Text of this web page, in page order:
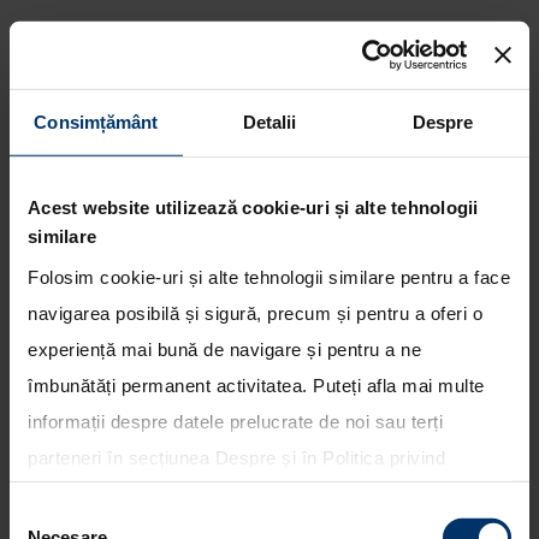
Consimțământ Detalii Despre
Acest website utilizează cookie-uri și alte tehnologii
similare
Folosim cookie-uri și alte tehnologii similare pentru a face
navigarea posibilă și sigură, precum și pentru a oferi o
experiență mai bună de navigare și pentru a ne
îmbunătăți permanent activitatea. Puteți afla mai multe
informații despre datele prelucrate de noi sau terți
parteneri în secțiunea Despre și în Politica privind
toate cookie-urile, una sau mai multe categorii sau să
Hyundai isi mentine pozitia in
clasamentul Interbrand 2017